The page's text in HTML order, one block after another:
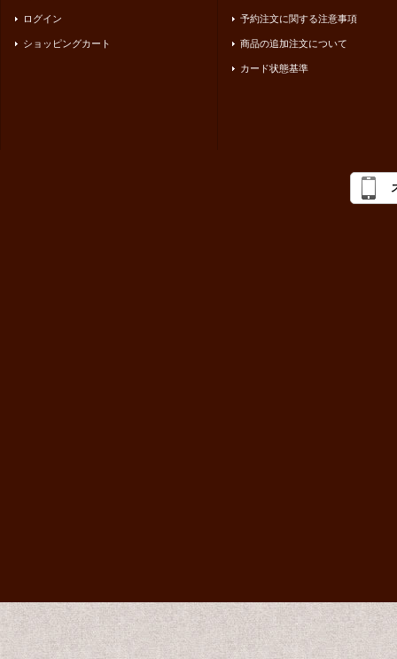
ログイン
ショッピングカート
予約注文に関する注意事項
商品の追加注文について
カード状態基準